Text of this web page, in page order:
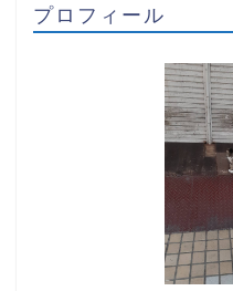
プロフィール